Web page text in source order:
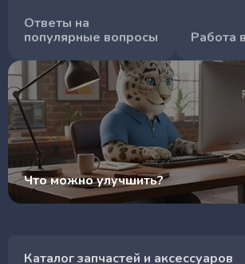
Ответы на
популярные вопросы
Работа
Что можно улучшить?
Каталог запчастей и аксессуаров